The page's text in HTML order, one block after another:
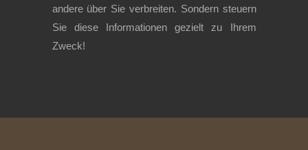
andere über Sie verbreiten. Sondern steuern
Sie diese Informationen gezielt zu Ihrem
Zweck!